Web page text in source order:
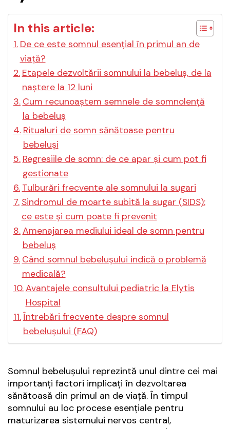
In this article:
De ce este somnul esențial în primul an de
viață?
Etapele dezvoltării somnului la bebeluș, de la
naștere la 12 luni
Cum recunoaștem semnele de somnolență
la bebeluș
Ritualuri de somn sănătoase pentru
bebeluși
Regresiile de somn: de ce apar și cum pot fi
gestionate
Tulburări frecvente ale somnului la sugari
Sindromul de moarte subită la sugar (SIDS):
ce este și cum poate fi prevenit
Amenajarea mediului ideal de somn pentru
bebeluș
Când somnul bebelușului indică o problemă
medicală?
Avantajele consultului pediatric la Elytis
Hospital
Întrebări frecvente despre somnul
bebelușului (FAQ)
Somnul bebelușului reprezintă unul dintre cei mai
importanți factori implicați în dezvoltarea
sănătoasă din primul an de viață. În timpul
somnului au loc procese esențiale pentru
maturizarea sistemului nervos central,